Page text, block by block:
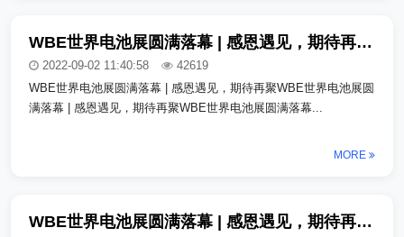
WBE世界电池展圆满落幕 | 感恩遇见，期待再聚_copy_copy
2022-09-02 11:40:58
42619
WBE世界电池展圆满落幕 | 感恩遇见，期待再聚WBE世界电池展圆
满落幕 | 感恩遇见，期待再聚WBE世界电池展圆满落幕...
MORE
WBE世界电池展圆满落幕 | 感恩遇见，期待再聚_copy_copy_copy